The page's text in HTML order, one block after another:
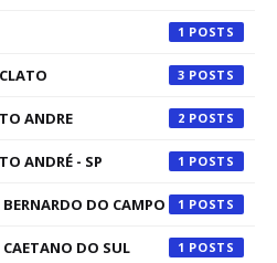
1
3
ANDRE 2
ANDRÉ - SP 1
DO CAMPO 1
DO SUL 1